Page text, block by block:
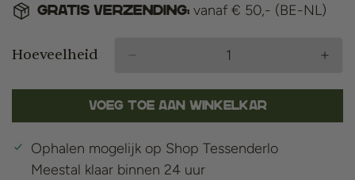
Gratis verzending: vanaf € 50,- (BE-NL)
Hoeveelheid
Voeg toe aan winkelkar
Ophalen mogelijk op Shop Tessenderlo
Meestal klaar binnen 24 uur